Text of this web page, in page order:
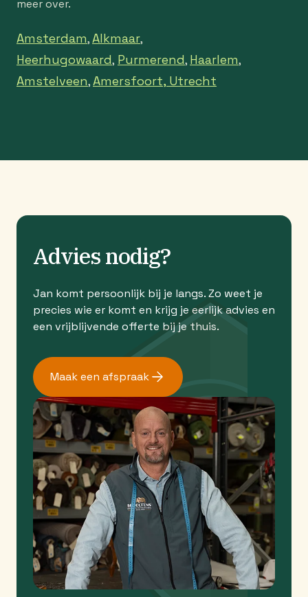
meer over.
Amsterdam,Alkmaar,
Heerhugowaard, Purmerend, Haarlem,
Amstelveen,Amersfoort, Utrecht
Advies nodig?
Jan komt persoonlijk bij je langs. Zo weet je
precies wie er komt en krijg je eerlijk advies en
een vrijblijvende offerte bij je thuis.
Maak een afspraak